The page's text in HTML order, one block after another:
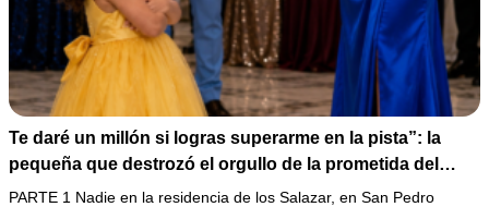
Te daré un millón si logras superarme en la pista”: la
pequeña que destrozó el orgullo de la prometida del
magnate
PARTE 1 Nadie en la residencia de los Salazar, en San Pedro